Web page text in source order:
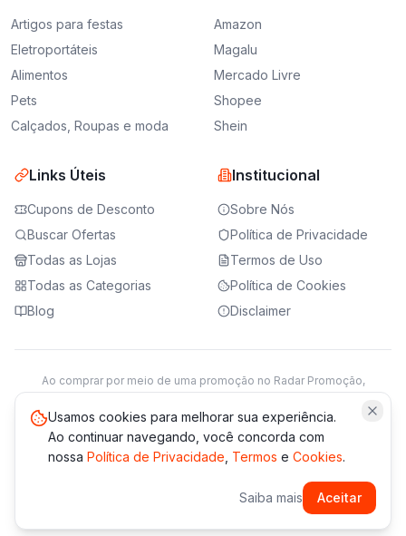
Artigos para festas
Eletroportáteis
Alimentos
Pets
Calçados, Roupas e moda
Amazon
Magalu
Mercado Livre
Shopee
Shein
Links Úteis
Cupons de Desconto
Buscar Ofertas
Todas as Lojas
Todas as Categorias
Blog
Institucional
Sobre Nós
Política de Privacidade
Termos de Uso
Política de Cookies
Disclaimer
Ao comprar por meio de uma promoção no Radar Promoção,
Saiba mais
*Os preços e disponibilidade podem variar. Verifique sempre
Usamos cookies para melhorar sua experiência.
Ao continuar navegando, você concorda com
nossa Política de Privacidade Termos e Cookies.
Saiba mais Aceitar